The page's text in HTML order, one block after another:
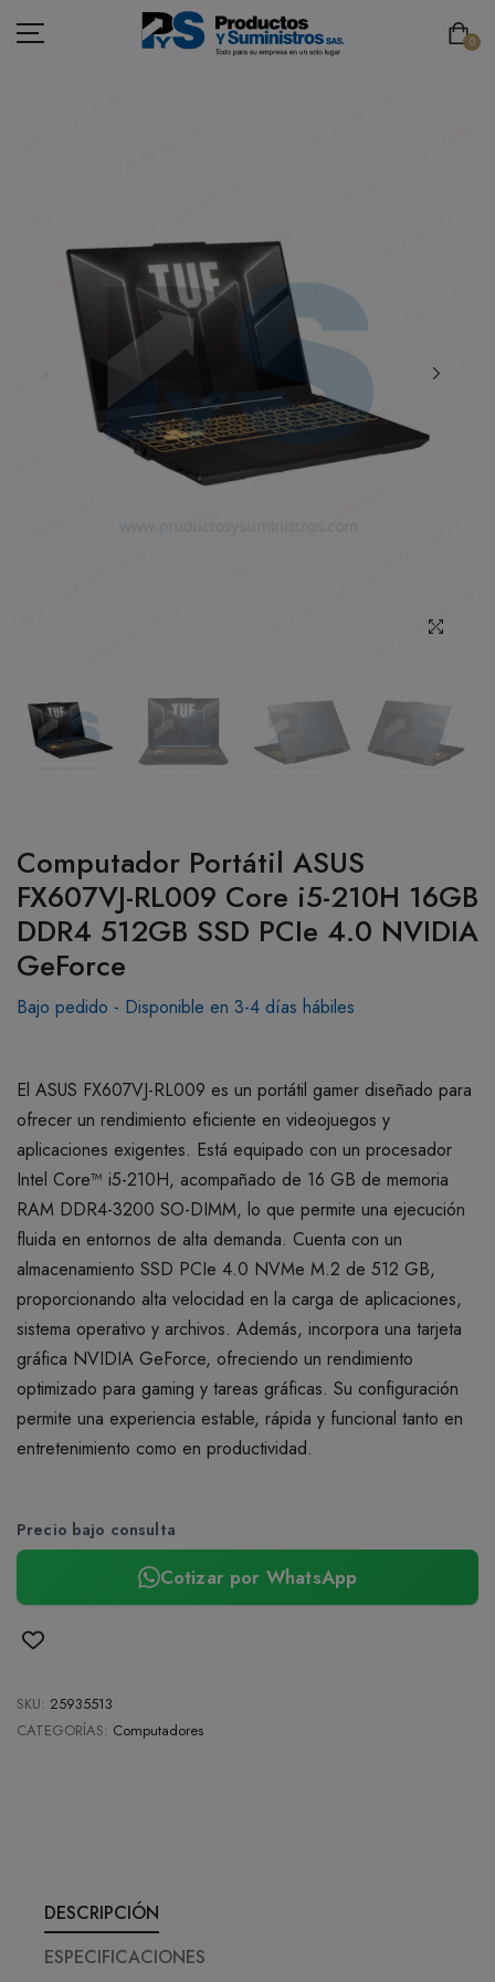
0
CAFETERÍA
SEGURIDAD INDUSTRIAL
TECNOLOGÍA
MOBILIARIO
Computador Portátil ASUS
FX607VJ-RL009 Core i5-210H 16GB
DDR4 512GB SSD PCIe 4.0 NVIDIA
GeForce
Bajo pedido - Disponible en 3-4 días hábiles
El ASUS FX607VJ-RL009 es un portátil gamer diseñado para
ofrecer un rendimiento eficiente en videojuegos y
aplicaciones exigentes. Está equipado con un procesador
Intel Core™ i5-210H, acompañado de 16 GB de memoria
RAM DDR4-3200 SO-DIMM, lo que permite una ejecución
fluida en entornos de alta demanda. Cuenta con un
almacenamiento SSD PCIe 4.0 NVMe M.2 de 512 GB,
proporcionando alta velocidad en la carga de aplicaciones,
sistema operativo y archivos. Además, incorpora una tarjeta
gráfica NVIDIA GeForce, ofreciendo un rendimiento
optimizado para gaming y tareas gráficas. Su configuración
permite una experiencia estable, rápida y funcional tanto en
entretenimiento como en productividad.
Precio bajo consulta
Cotizar por WhatsApp
SKU: 25935513
CATEGORÍAS: Computadores
DESCRIPCIÓN
ESPECIFICACIONES